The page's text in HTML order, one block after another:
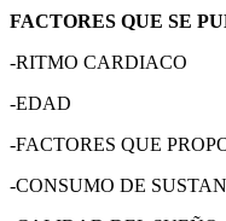
FACTORES QUE SE
-RITMO CARDIACO
-EDAD
-FACTORES QUE
-CONSUMO DE